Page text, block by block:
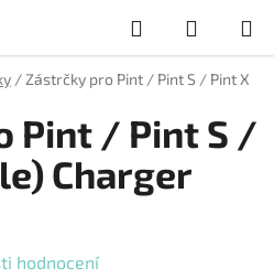
Hledat
KOŠÍK
/ Zástrčky pro Pint / Pint S / Pint X
Pint / Pint S /
Charger
hodnocení